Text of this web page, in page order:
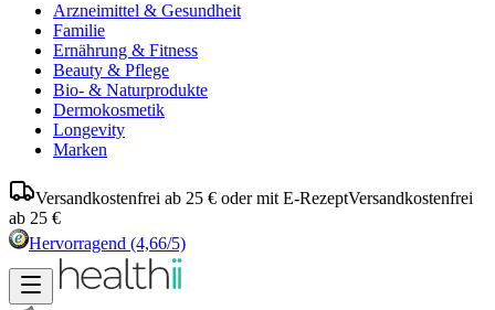
Arzneimittel & Gesundheit
Familie
Ernährung & Fitness
Beauty & Pflege
Bio- & Naturprodukte
Dermokosmetik
Longevity
Marken
Versandkostenfrei ab 25 € oder mit E-RezeptVersandkostenfrei
ab 25 €
Hervorragend (4,66/5)